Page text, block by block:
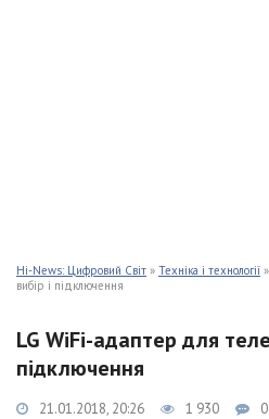
Hi-News: Цифровий Світ » Техніка і технології
вибір і підключення
LG WiFi-адаптер для
підключення
21.01.2018, 20:26 1 930 0